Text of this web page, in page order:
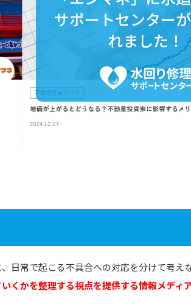
サポートセンター
れました！
日常で起こる不具合への対応を分けて考
くかを整理する視点を提供する情報メディ